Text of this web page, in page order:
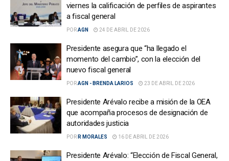
viernes la calificación de perfiles de aspirantes
a fiscal general
PORAGN 24 DE ABRIL DE 2026
Presidente asegura que “ha llegado el
momento del cambio”, con la elección del
nuevo fiscal general
PORAGN - BRENDA LARIOS 23 DE ABRIL DE 2026
Presidente Arévalo recibe a misión de la OEA
que acompaña procesos de designación de
autoridades justicia
POR R MORALES 16 DE ABRIL DE 2026
Presidente Arévalo: “Elección de Fiscal General,